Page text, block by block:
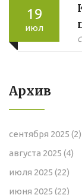
19
июл
Архив
сентября 2025 (2)
августа 2025 (4)
июля 2025 (22)
июня 2025 (22)